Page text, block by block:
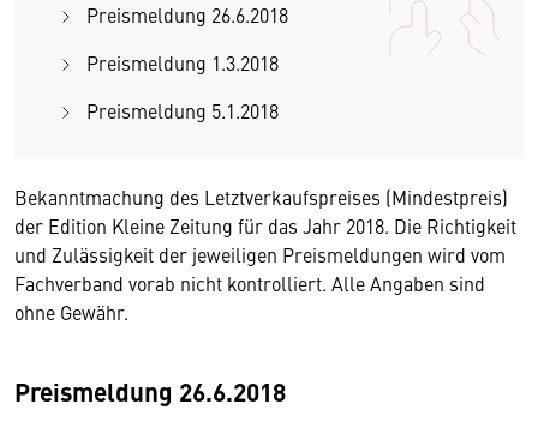
Preismeldung 26.6.2018
Preismeldung 1.3.2018
Preismeldung 5.1.2018
Bekanntmachung des Letztverkaufspreises (Mindestpreis)
der Edition Kleine Zeitung für das Jahr 2018. Die Richtigkeit
und Zulässigkeit der jeweiligen Preismeldungen wird vom
Fachverband vorab nicht kontrolliert. Alle Angaben sind
ohne Gewähr.
Preismeldung 26.6.2018